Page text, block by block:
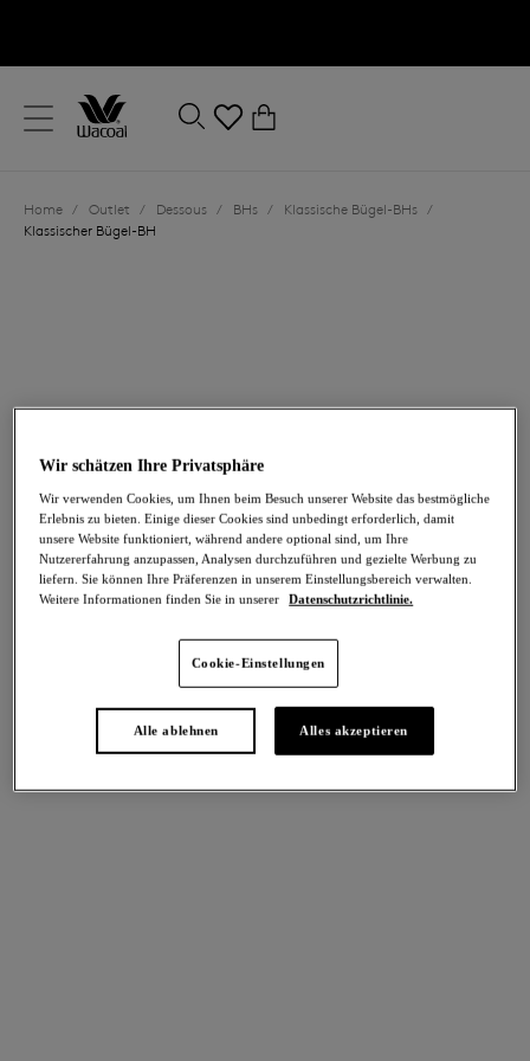
Schließen
Ihr Land
Sprache
Home / Outlet / Dessous / BHs / Klassische Bügel-BHs /
Klassischer Bügel-BH
30,50 € war 61,00 €
-50%
Teilen
intern. größen
EU UK
Wir schätzen Ihre Privatsphäre
Wir verwenden Cookies, um Ihnen beim Besuch unserer Website das bestmögliche
Erlebnis zu bieten. Einige dieser Cookies sind unbedingt erforderlich, damit
unsere Website funktioniert, während andere optional sind, um Ihre
Nutzererfahrung anzupassen, Analysen durchzuführen und gezielte Werbung zu
liefern. Sie können Ihre Präferenzen in unserem Einstellungsbereich verwalten.
Weitere Informationen finden Sie in unserer
Datenschutzrichtlinie.
Cookie-Einstellungen
Alle ablehnen Alles akzeptieren